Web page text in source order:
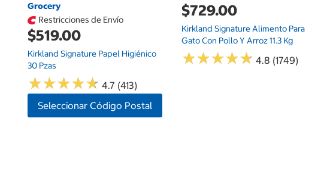
Grocery
Restricciones de Envío
$519.00
Kirkland Signature Papel Higiénico
30 Pzas
★★★★★
★★★★★ 4.7 (413)
Seleccionar Código Postal
$729.00
Kirkland Signature Alimento Para
Gato Con Pollo Y Arroz 11.3 Kg
★★★★★
★★★★★ 4.8 (1749)